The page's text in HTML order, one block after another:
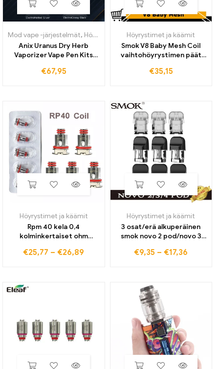
Mod vape -järjestelmät, Höyrystimet ja käämit
Anix Uranus Dry Herb
Vaporizer Vape Pen Kits
näyttö USB-C-lataus
€67,95
Höyrystimet ja käämit
Smok V8 Baby Mesh Coil
vaihtohöyrystimen päät
Baby Beast Tankille
€35,15
Höyrystimet ja käämit
Rpm 40 kela 0,4
kolminkertaiset ohm
ohm mtl pohjoiseen 4 nord
€25,77 – €26,89
Höyrystimet ja käämit
3 osat/erä alkuperäinen
smok novo 2 pod/novo 3
johdolla
€9,35 – €17,36